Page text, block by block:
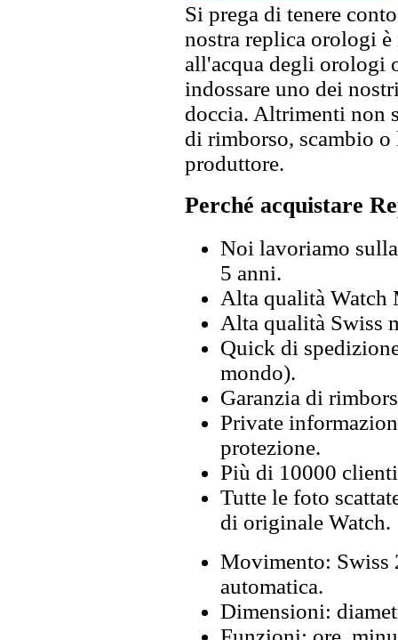
Si prega di tenere
nostra replica orologi
all'acqua degli orologi
indossare uno dei
doccia. Altrimenti non
di rimborso, scambio
produttore.
Perché acquistare
Noi lavoriamo
5 anni.
Alta qualità Watch
Alta qualità Swiss
Quick di
mondo).
Garanzia di
Private
protezione.
Più di 10000
Tutte le foto
di originale Watch.
Movimento: Swiss
automatica.
Dimensioni: